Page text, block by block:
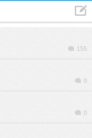
155
0
0